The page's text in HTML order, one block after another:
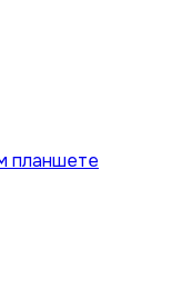
планшете